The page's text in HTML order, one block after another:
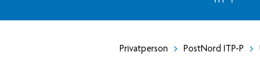
Privatperson PostNord ITP-P